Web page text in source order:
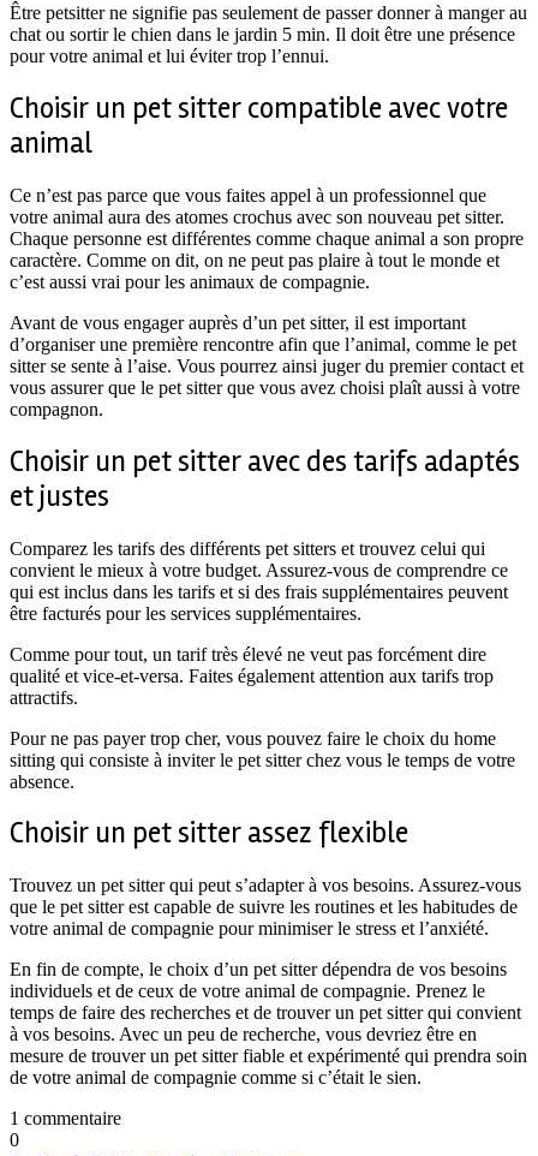
Être petsitter ne signifie pas seulement de passer donner à manger au
chat ou sortir le chien dans le jardin 5 min. Il doit être une présence
pour votre animal et lui éviter trop l’ennui.
Choisir un pet sitter compatible avec votre
animal
Ce n’est pas parce que vous faites appel à un professionnel que
votre animal aura des atomes crochus avec son nouveau pet sitter.
Chaque personne est différentes comme chaque animal a son propre
caractère. Comme on dit, on ne peut pas plaire à tout le monde et
c’est aussi vrai pour les animaux de compagnie.
Avant de vous engager auprès d’un pet sitter, il est important
d’organiser une première rencontre afin que l’animal, comme le pet
sitter se sente à l’aise. Vous pourrez ainsi juger du premier contact et
vous assurer que le pet sitter que vous avez choisi plaît aussi à votre
compagnon.
Choisir un pet sitter avec des tarifs adaptés
et justes
Comparez les tarifs des différents pet sitters et trouvez celui qui
convient le mieux à votre budget. Assurez-vous de comprendre ce
qui est inclus dans les tarifs et si des frais supplémentaires peuvent
être facturés pour les services supplémentaires.
Comme pour tout, un tarif très élevé ne veut pas forcément dire
qualité et vice-et-versa. Faites également attention aux tarifs trop
attractifs.
Pour ne pas payer trop cher, vous pouvez faire le choix du home
sitting qui consiste à inviter le pet sitter chez vous le temps de votre
absence.
Choisir un pet sitter assez flexible
Trouvez un pet sitter qui peut s’adapter à vos besoins. Assurez-vous
que le pet sitter est capable de suivre les routines et les habitudes de
votre animal de compagnie pour minimiser le stress et l’anxiété.
En fin de compte, le choix d’un pet sitter dépendra de vos besoins
individuels et de ceux de votre animal de compagnie. Prenez le
temps de faire des recherches et de trouver un pet sitter qui convient
à vos besoins. Avec un peu de recherche, vous devriez être en
mesure de trouver un pet sitter fiable et expérimenté qui prendra soin
de votre animal de compagnie comme si c’était le sien.
1 commentaire
0